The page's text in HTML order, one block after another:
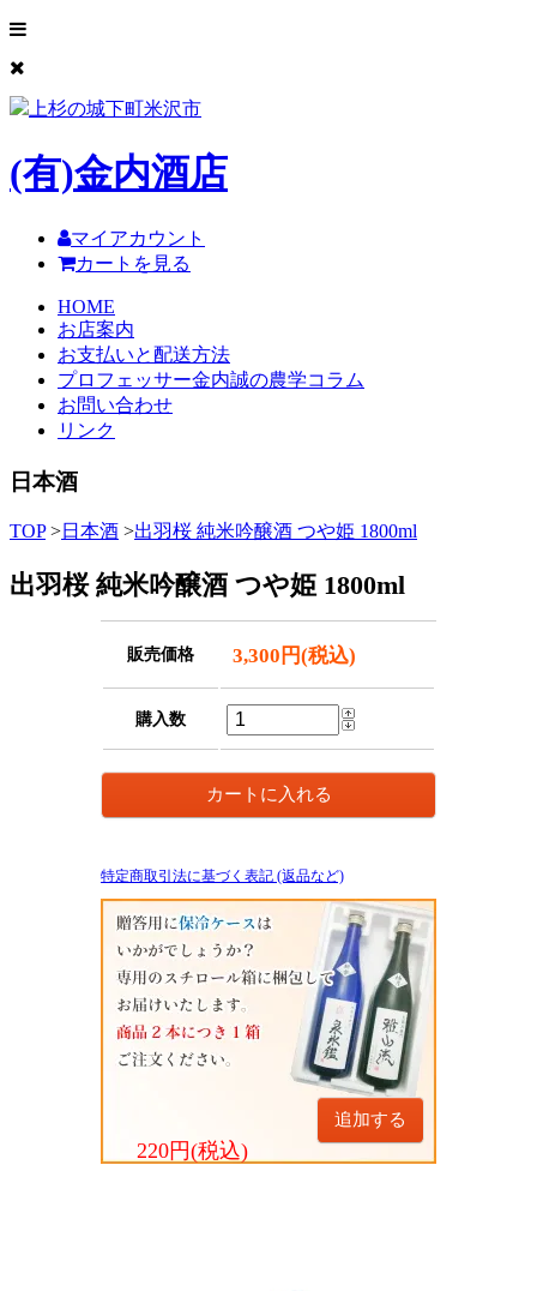
上杉の城下町米沢市
(有)金内酒店
マイアカウント
カートを見る
HOME
お店案内
お支払いと配送方法
プロフェッサー金内誠の農学コラム
お問い合わせ
リンク
日本酒
TOP >日本酒 >出羽桜 純米吟醸酒 つや姫 1800ml
出羽桜 純米吟醸酒 つや姫 1800ml
販売価格 3,300円(税込)
購入数
特定商取引法に基づく表記 (返品など)
追加する
220円(税込)